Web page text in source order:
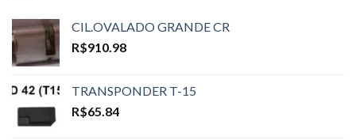
CIL.OVALADO GRANDE CR
R$910.98
TRANSPONDER T-15
R$65.84